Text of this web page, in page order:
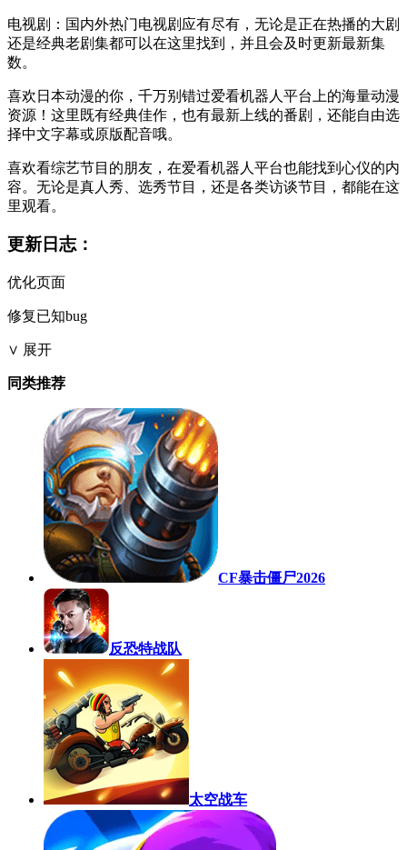
电视剧：国内外热门电视剧应有尽有，无论是正在热播的大剧
还是经典老剧集都可以在这里找到，并且会及时更新最新集
数。
喜欢日本动漫的你，千万别错过爱看机器人平台上的海量动漫
资源！这里既有经典佳作，也有最新上线的番剧，还能自由选
择中文字幕或原版配音哦。
喜欢看综艺节目的朋友，在爱看机器人平台也能找到心仪的内
容。无论是真人秀、选秀节目，还是各类访谈节目，都能在这
里观看。
更新日志：
优化页面
修复已知bug
∨ 展开
同类推荐
CF暴击僵尸2026
反恐特战队
太空战车